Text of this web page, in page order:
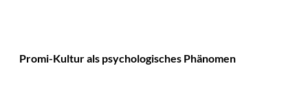
Promi-Kultur als psychologisches Phänomen